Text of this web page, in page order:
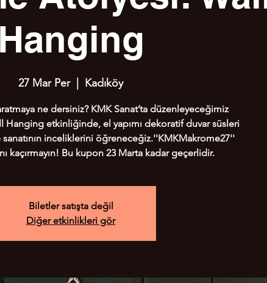
Hanging
27 Mar Per
  |
Kadıköy
ne dersiniz? KMK Sanat’ta düzenleyeceğimiz
Hanging etkinliğinde, el yapımı dekoratif duvar süsleri
sanatının inceliklerini öğreneceğiz.''KMKMakrome27''
kaçırmayın! Bu kupon 23 Marta kadar geçerlidir.
Biletler satışta değil
Diğer etkinlikleri gör